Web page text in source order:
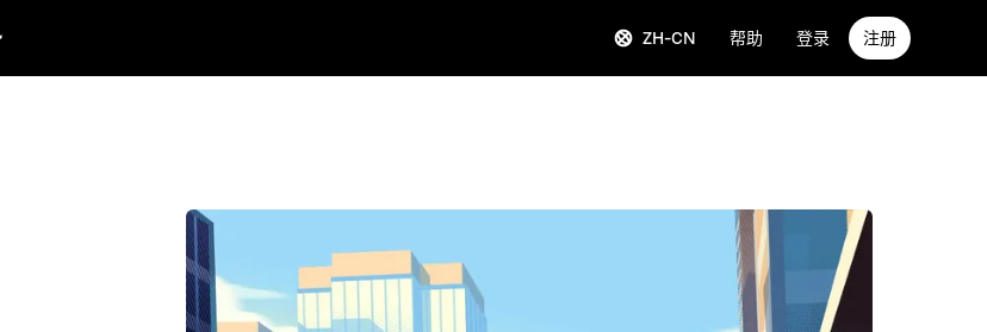
ZH-CN 帮助 登录 注册